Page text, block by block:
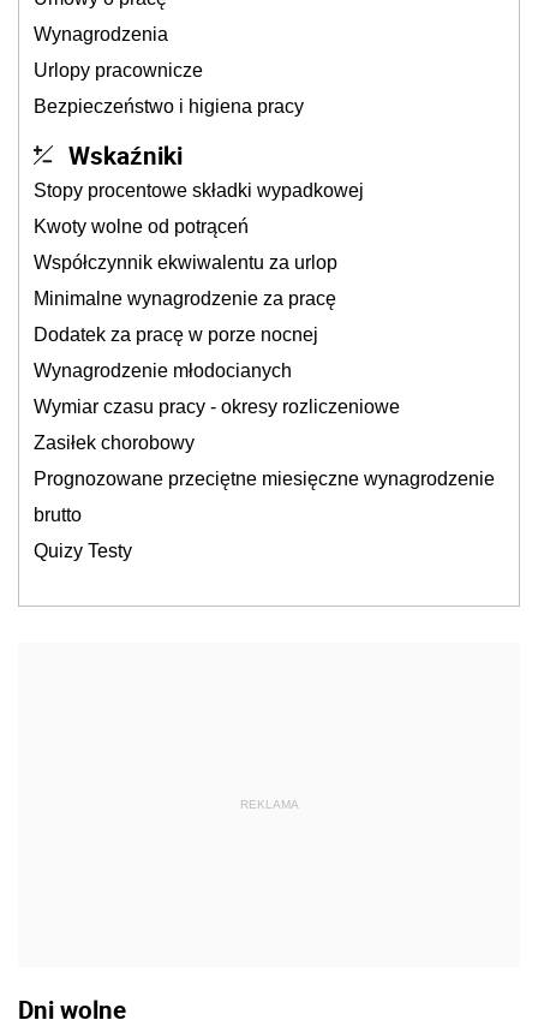
Wynagrodzenia
Urlopy pracownicze
Bezpieczeństwo i higiena pracy
Wskaźniki
Stopy procentowe składki wypadkowej
Kwoty wolne od potrąceń
Współczynnik ekwiwalentu za urlop
Minimalne wynagrodzenie za pracę
Dodatek za pracę w porze nocnej
Wynagrodzenie młodocianych
Wymiar czasu pracy - okresy rozliczeniowe
Zasiłek chorobowy
Prognozowane przeciętne miesięczne wynagrodzenie
brutto
Quizy Testy
REKLAMA
Dni wolne